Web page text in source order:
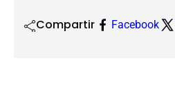
Compartir Facebook